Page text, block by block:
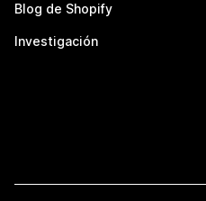
Blog de Shopify
Investigación